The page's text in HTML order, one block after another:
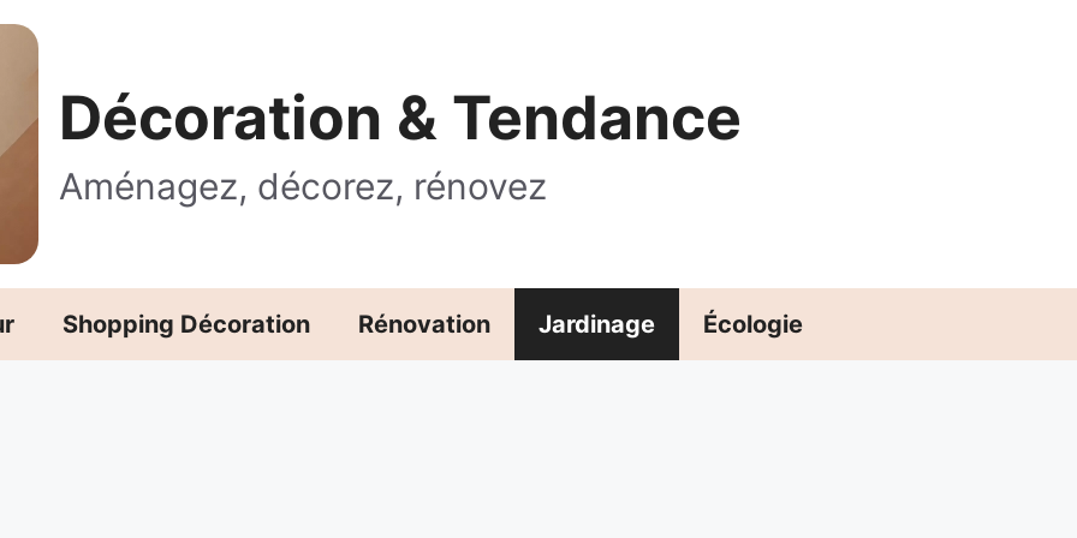
Décoration & Tendance
Aménagez, décorez, rénovez
Shopping Décoration Rénovation Jardinage Écologie